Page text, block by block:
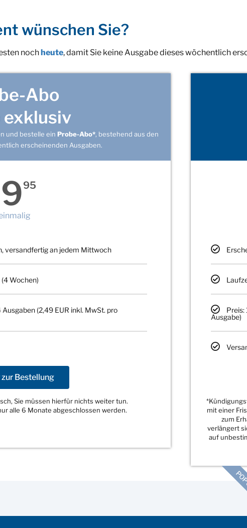
wünschen Sie?
nochheute, damit Sie keine Ausgabe dieses wöchentlich
Abo
exklusiv
und bestelle ein Probe-Abo*, bestehend aus den
erscheinenden Ausgaben.
995
versandfertig an jedem Mittwoch
Wochen)
(2,49 EUR inkl. MwSt. pro
Bestellung
Sie müssen hierfür nichts weiter tun.
alle 6 Monate abgeschlossen werden.
Preis:
Ausgabe)
mit einer
zum
verlängert
auf